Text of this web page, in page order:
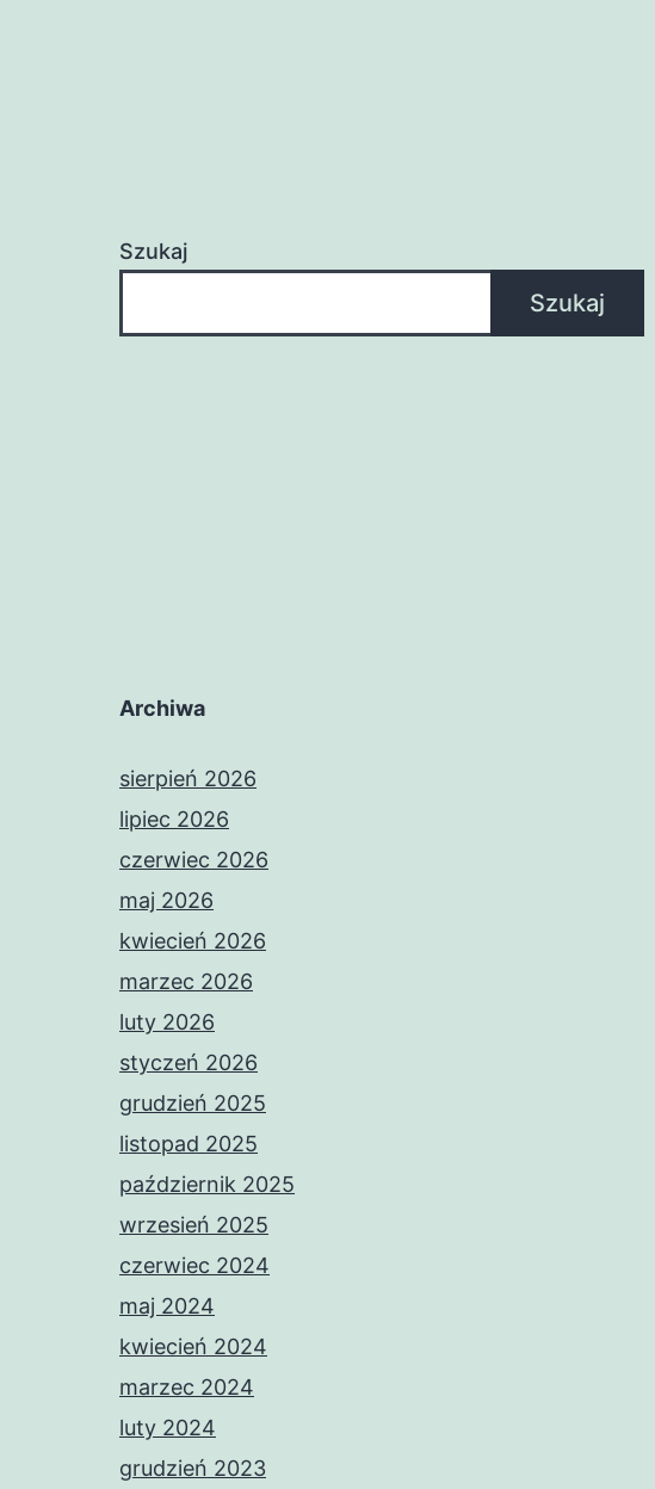
Szukaj
Szukaj
Archiwa
sierpień 2026
lipiec 2026
czerwiec 2026
maj 2026
kwiecień 2026
marzec 2026
luty 2026
styczeń 2026
grudzień 2025
listopad 2025
październik 2025
wrzesień 2025
czerwiec 2024
maj 2024
kwiecień 2024
marzec 2024
luty 2024
grudzień 2023